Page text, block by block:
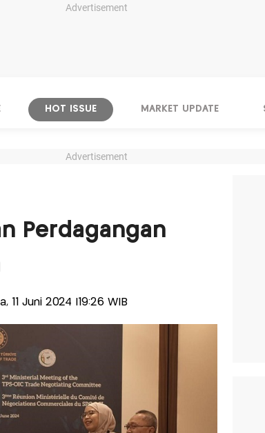
Advertisement
HOT ISSUE MARKET UPDATE
Advertisement
Perdagangan
11 Juni 2024 |19:26 WIB